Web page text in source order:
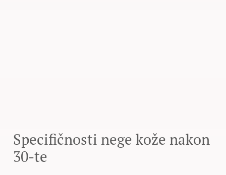
Specifičnosti nege kože nakon
30-te